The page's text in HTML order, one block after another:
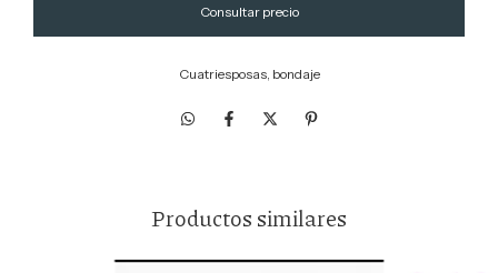
Cuatriesposas, bondaje
Productos similares